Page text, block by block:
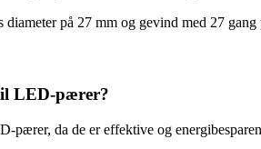
på 27 mm og gevind med 27
LED-pærer?
pærer, da de er effektive og